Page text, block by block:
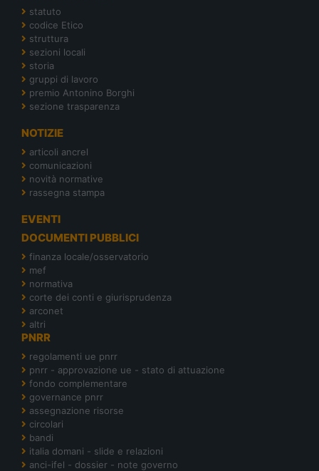
statuto
codice Etico
struttura
sezioni locali
storia
gruppi di lavoro
premio Antonino Borghi
sezione trasparenza
NOTIZIE
articoli ancrel
comunicazioni
novità normative
rassegna stampa
EVENTI
DOCUMENTI PUBBLICI
finanza locale/osservatorio
mef
normativa
corte dei conti e giurisprudenza
arconet
altri
PNRR
regolamenti ue pnrr
pnrr - approvazione ue - stato di attuazione
fondo complementare
governance pnrr
assegnazione risorse
circolari
bandi
italia domani - slide e relazioni
anci-ifel - dossier - note governo